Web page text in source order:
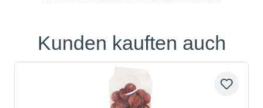
Produktgalerie überspringen
Kunden kauften auch